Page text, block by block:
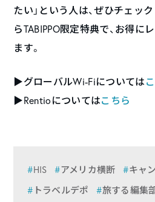
たい」という人は、ぜひチェッ
らTABIPPO限定特典で、お得に
ます。
▶︎グローバルWi-Fiについては
▶︎Rentioについてはこちら
HIS アメリカ横断
キャ
トラベルデポ
旅する編集